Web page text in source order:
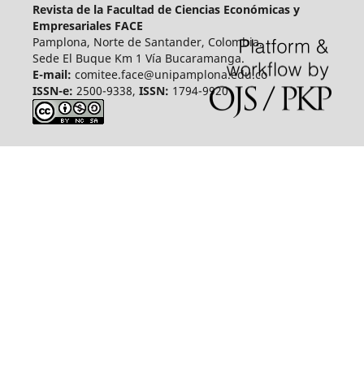
Revista de la Facultad de Ciencias Económicas y
Empresariales FACE
Pamplona, Norte de Santander, Colombia.
Sede El Buque Km 1 Vía Bucaramanga.
E-mail: comitee.face@unipamplona.edu.co
ISSN-e: 2500-9338, ISSN: 1794-9920